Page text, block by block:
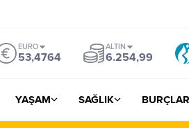
EURO
53,4764
ALTIN
6.254,99
YAŞAM SAĞLIK BURÇLAR